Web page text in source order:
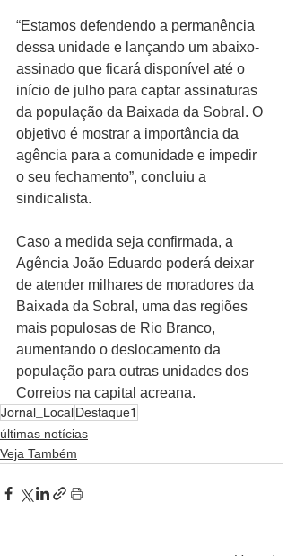
“Estamos defendendo a permanência
dessa unidade e lançando um abaixo-
assinado que ficará disponível até o
início de julho para captar assinaturas
da população da Baixada da Sobral. O
objetivo é mostrar a importância da
agência para a comunidade e impedir
o seu fechamento”, concluiu a
sindicalista.
Caso a medida seja confirmada, a
Agência João Eduardo poderá deixar
de atender milhares de moradores da
Baixada da Sobral, uma das regiões
mais populosas de Rio Branco,
aumentando o deslocamento da
população para outras unidades dos
Correios na capital acreana.
Jornal_LocalDestaque1
últimas notícias
Veja Também